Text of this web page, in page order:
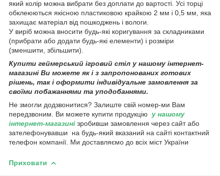
який колір можна вибрати без доплати до вартості. Усі торці
обклеюються якісною пластиковою крайкою 2 мм і 0,5 мм, яка
захищає матеріал від пошкоджень і вологи.
У виріб можна вносити будь-які коригування за складниками
(прибрати або додати будь-які елементи) і розміри
(зменшити, збільшити).
Купити геймерський ігровий стіл у нашому інтернет-
магазині Ви можете як і з запропонованих готових
рішень, так і оформити індивідуальне замовлення за
своїми побажаннями та уподобаннями.
Не змогли додзвонитися? Залиште свій номер-ми Вам
передзвоним. Ви можете купити продукцію
у нашому
інтернет-магазині зробивши замовлення через сайт або
зателефонувавши на будь-який вказаний на сайті контактний
телефон компанії. Ми доставляємо до всіх міст України
Приховати